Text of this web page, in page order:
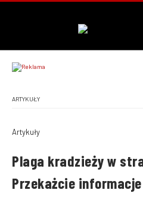
ARTYKUŁY
Artykuły
Plaga kradzieży w
Przekażcie